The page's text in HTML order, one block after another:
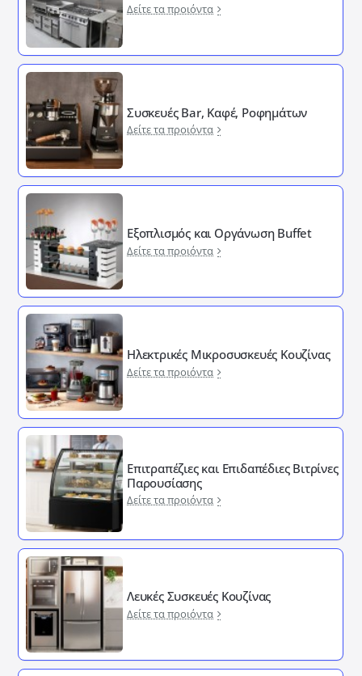
Δείτε τα προιόντα
Συσκευές Bar, Καφέ, Ροφημάτων
Δείτε τα προιόντα
Εξοπλισμός και Οργάνωση Buffet
Δείτε τα προιόντα
Ηλεκτρικές Μικροσυσκευές Κουζίνας
Δείτε τα προιόντα
Επιτραπέζιες και Επιδαπέδιες Βιτρίνες
Παρουσίασης
Δείτε τα προιόντα
Λευκές Συσκευές Κουζίνας
Δείτε τα προιόντα